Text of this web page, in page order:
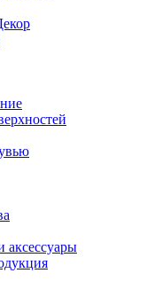
аксессуары